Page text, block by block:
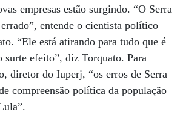
empresas estão surgindo. “O Serra
entende o cientista político
“Ele está atirando para tudo que é
surte efeito”, diz Torquato. Para
diretor do Iuperj, “os erros de Serra
compreensão política da população